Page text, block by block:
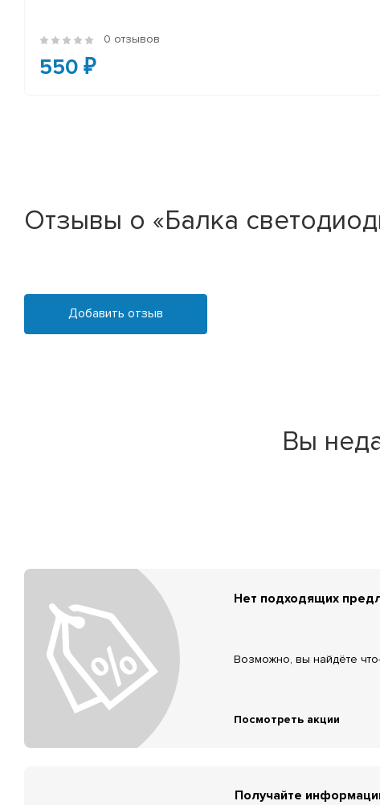
0 отзывов
550 ₽
Отзывы о «Балка
Добавить отзыв
Вы
Нет подходящих
Возможно, вы найдёте
Посмотреть акции
Получайте